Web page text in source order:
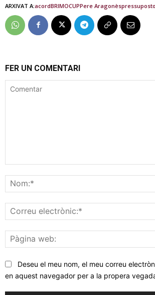
ARXIVAT A:acordBRIMOCUPPere Aragonès
FER UN COMENTARI
Deseu el meu nom, el meu correu
en aquest navegador per a la propera